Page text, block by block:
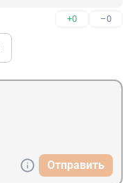
+0 –0
Отправить